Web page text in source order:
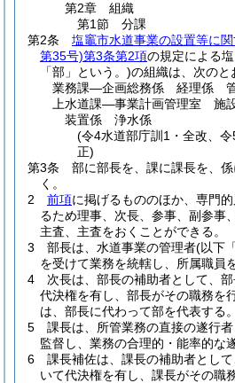
第2章
組織
第1節
分課
第2条
塩竈市水道事業の設置等に関
第35号)第3条第2項の規定による
「部」という。)の組織は、次のと
業務課―企画総務係 経理係
上水道課―事業計画管理室
装置係 浄水係
(令4水道部庁訓1・全改、
正)
第3条
部に部長を、課に課長を、
く。
2
前項に掲げるもののほか、専門
るため理事、次長、参事、副参事
主査、主査をおくことができる。
3
部長は、水道事業の管理者(以下
を受けて業務を統轄し、所属職員
4
次長は、部長の補助者として、
代決権を有し、部長がその職務を
は、部長に代わって部を代表する。
5
課長は、所管業務の直接の遂行
監督し、業務の合理的・能率的な
6
課長補佐は、課長の補助者とし
いて代決権を有し、課長がその職